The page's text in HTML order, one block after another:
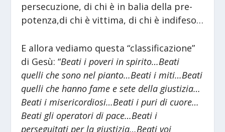
persecuzione, di chi è in balia della pre-
potenza,di chi è vittima, di chi è indifeso…
E allora vediamo questa “classificazione”
di Gesù: “Beati i poveri in spirito…Beati
quelli che sono nel pianto…Beati i miti…Beati
quelli che hanno fame e sete della giustizia…
Beati i misericordiosi…Beati i puri di cuore…
Beati gli operatori di pace…Beati i
perseguitati per la giustizia…Beati voi